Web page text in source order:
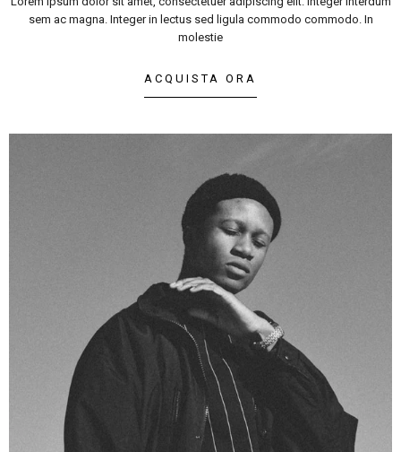
sem ac magna. Integer in lectus sed ligula commodo commodo. In
molestie
ACQUISTA ORA